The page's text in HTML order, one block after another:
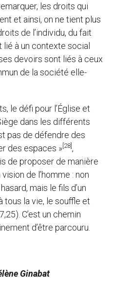
les droits qui
et ainsi, on ne tient plus
de l’individu, du fait
lié à un contexte social
devoirs sont liés à ceux
de la société elle-
le défi pour l’Église et
dans les différents
pas de défendre des
des espaces »[28],
de proposer de manière
de l’homme : non
mais le fils d’un
tous la vie, le souffle et
C’est un chemin
d’être parcouru.
Ginabat